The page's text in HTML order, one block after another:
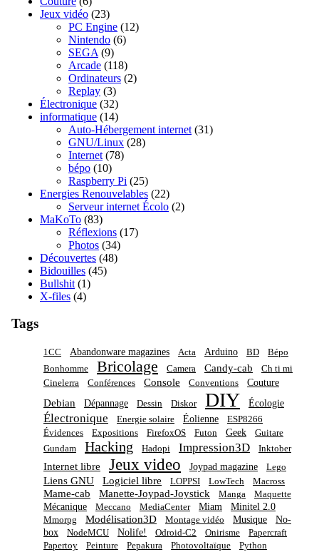
Jeux vidéo (23)
PC Engine (12)
Nintendo (6)
SEGA (9)
Arcade (118)
Ordinateurs (2)
Replay (3)
Électronique (32)
informatique (14)
Auto-Hébergement internet (31)
GNU/Linux (28)
Internet (78)
bépo (10)
Raspberry Pi (25)
Energies Renouvelables (22)
Serveur internet Écolo (2)
MaKoTo (83)
Réflexions (17)
Photos (34)
Découvertes (48)
Bidouilles (45)
Bullshit (1)
X-files (4)
Tags
1CC Abandonware magazines Acta Arduino BD
Bépo
Bonhomme
Bricolage Camera Candy-cab
Ch ti mi
Cinelerra
Conférences Console Conventions Couture
Debian Dépannage Dessin Diskor DIY Écologie
Électronique Energie solaire Éolienne
ESP8266
Évidences
Expositions FirefoxOS Futon Geek
Guitare
Gundam
Hacking Hadopi Impression3D Inktober
Internet libre Jeux video Joypad magazine Lego
Liens GNU Logiciel libre LOPPSI LowTech Macross
Mame-cab Manette-Joypad-Joystick Manga Maquette
Mécanique Meccano MediaCenter Miam Minitel 2.0
Mmorpg Modélisation3D Montage vidéo Musique
No-
box
NodeMCU Nolife! Odroid-C2 Onirisme
Papercraft
Papertoy
Peinture Pepakura Photovoltaïque Python